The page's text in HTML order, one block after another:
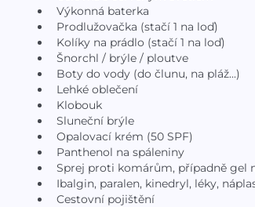
Výkonná baterka
Prodlužovačka (stačí 1 na loď)
Kolíky na prádlo (stačí 1 na loď)
Šnorchl / brýle / ploutve
Boty do vody (do člunu, na pláž...)
Lehké oblečení
Klobouk
Sluneční brýle
Opalovací krém (50 SPF)
Panthenol na spáleniny
Sprej proti komárům, případně gel
Ibalgin, paralen, kinedryl, léky,
Cestovní pojištění